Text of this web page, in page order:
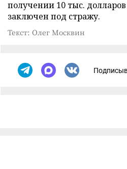
получении 10 тыс. долларов
заключен под стражу.
Текст: Олег Москвин